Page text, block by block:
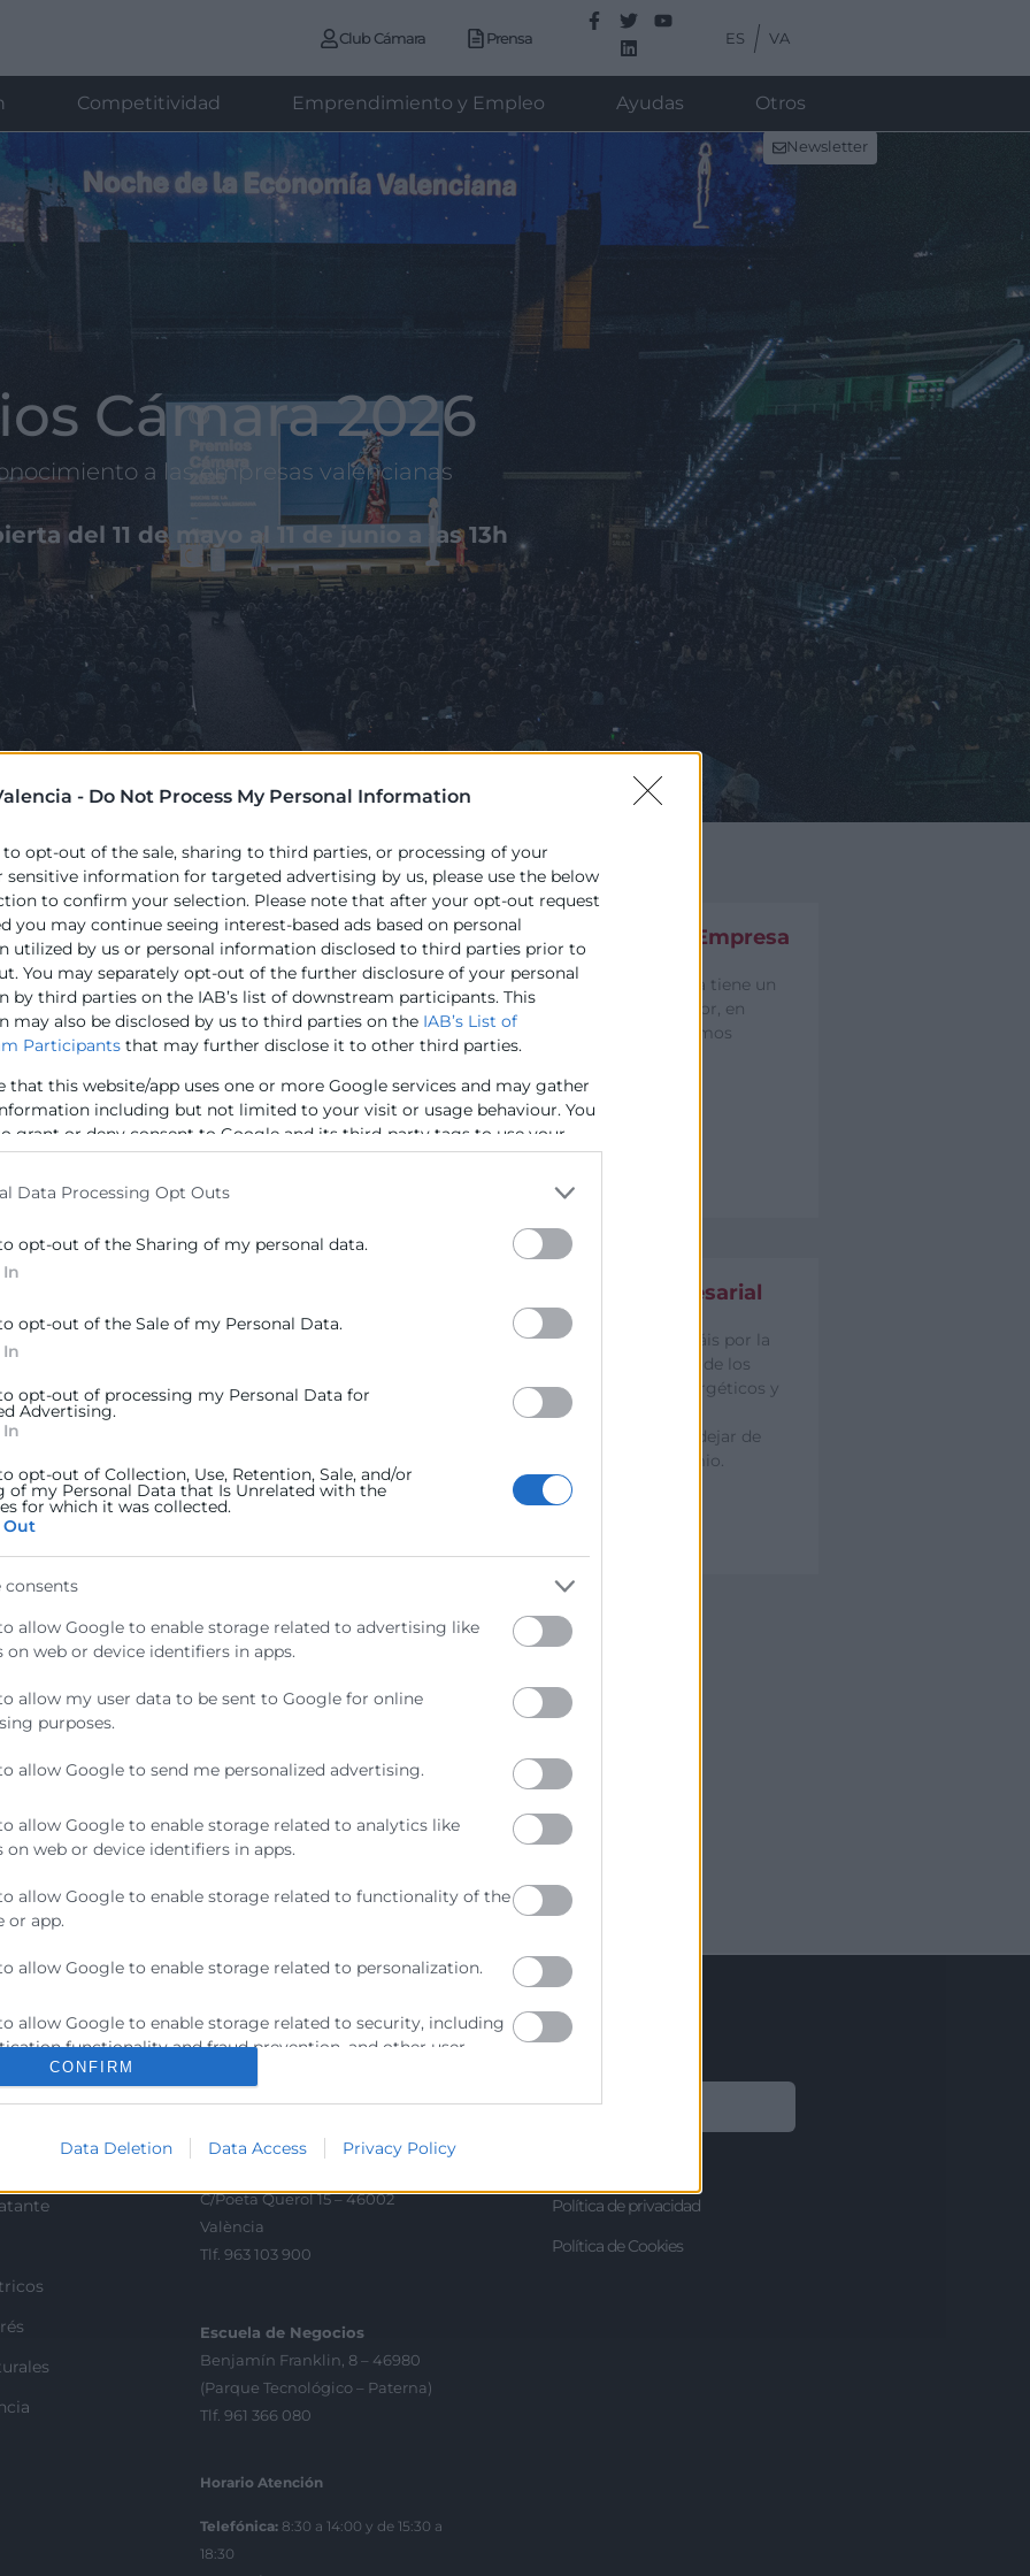
- Do Not Process My Personal Information
to opt-out of the sale, sharing to third parties, or processing of your
sensitive information for targeted advertising by us, please use the below
to confirm your selection. Please note that after your opt-out request
you may continue seeing interest-based ads based on personal
utilized by us or personal information disclosed to third parties prior to
You may separately opt-out of the further disclosure of your personal
by third parties on the IAB’s list of downstream participants. This
may also be disclosed by us to third parties on the IAB’s List of
Participants that may further disclose it to other third parties.
that this website/app uses one or more Google services and may gather
including but not limited to your visit or usage behaviour. You
grant or deny consent to Google and its third-party tags to use your
specified purposes in below Google consent section.
Data Processing Opt Outs
opt-out of the Sharing of my personal data.
opt-out of the Sale of my Personal Data.
opt-out of processing my Personal Data for
Advertising.
opt-out of Collection, Use, Retention, Sale, and/or
of my Personal Data that Is Unrelated with the
for which it was collected.
consents
allow Google to enable storage related to advertising like
on web or device identifiers in apps.
allow my user data to be sent to Google for online
purposes.
allow Google to send me personalized advertising.
allow Google to enable storage related to analytics like
on web or device identifiers in apps.
allow Google to enable storage related to functionality of the
or app.
allow Google to enable storage related to personalization.
allow Google to enable storage related to security, including
functionality and fraud prevention, and other user
CONFIRM
Data Deletion Data Access Privacy Policy
Club Cámara Prensa ES VA
Competitividad Emprendimiento y Empleo Ayudas Otros
Newsletter
Cámara 2026
a las empresas valencianas
del 11 de mayo al 11 de junio a las 13h
por la
digital
o han
gestión,
Innovación en la Empresa
Si crees que tu empresa tiene un
marcado perfil innovador, en
Cámara València queremos
premiarte.
plan de
cada año,
o
de
Excelencia Empresarial
Si en tu empresa apostáis por la
mejora en la utilización de los
recursos humanos, energéticos y
financieros, así como la
innovación, no puedes dejar de
presentarte a este premio.
corporativa,
en el
Contacto
C/Poeta Querol 15 – 46002
València
Tlf. 963 103 900
Escuela de Negocios
Benjamín Franklin, 8 – 46980
(Parque Tecnológico – Paterna)
Tlf. 961 366 080
Horario Atención
Telefónica: 8:30 a 14:00 y de 15:30 a
18:30
Legal
Política de privacidad
Política de Cookies